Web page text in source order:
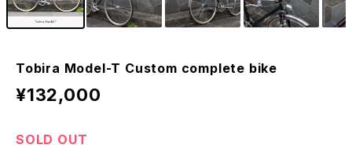
Tobira Model-T Custom complete bike
¥132,000
SOLD OUT